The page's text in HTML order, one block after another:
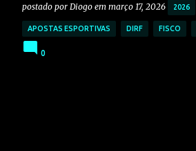
postado por Diogo em março 17, 2026 2026
APOSTAS ESPORTIVAS DIRF FISCO
0